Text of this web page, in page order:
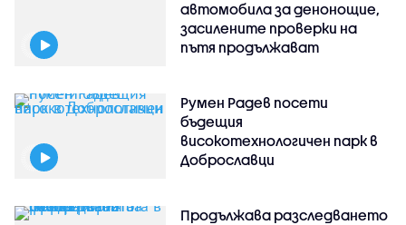
автомобила за денонощие,
засилените проверки на
пътя продължават
Румен Радев посети
бъдещия
високотехнологичен парк в
Доброславци
Продължава разследването